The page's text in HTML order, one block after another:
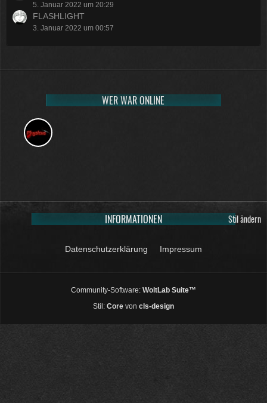
5. Januar 2022 um 20:29
FLASHLIGHT
3. Januar 2022 um 00:57
WER WAR ONLINE
Stil ändern
INFORMATIONEN
Datenschutzerklärung Impressum
Community-Software: WoltLab Suite™
Stil: Core von cls-design